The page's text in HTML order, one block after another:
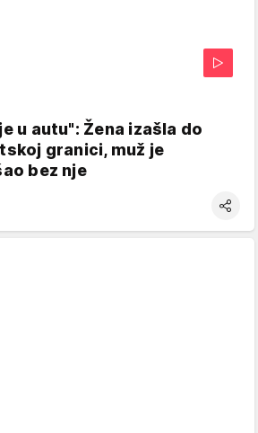
u autu": Žena izašla do
granici, muž je
bez nje